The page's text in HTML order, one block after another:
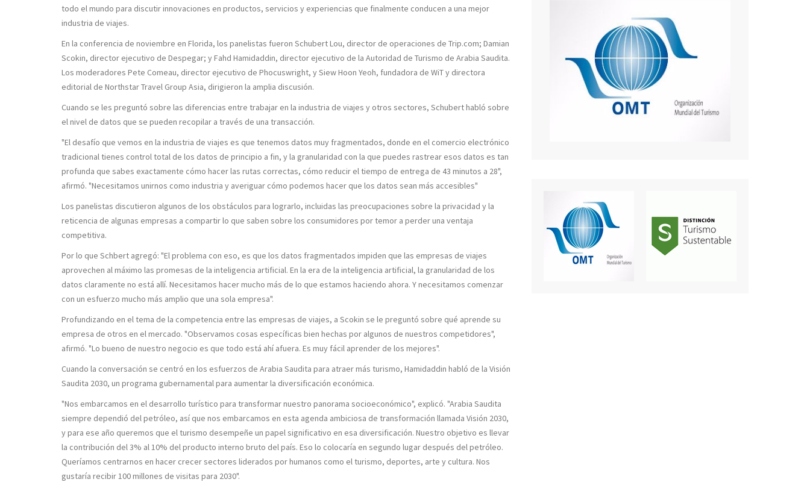
todo el mundo para discutir innovaciones en productos, servicios y experiencias que finalmente conducen a una mejor
industria de viajes.
En la conferencia de noviembre en Florida, los panelistas fueron Schubert Lou, director de operaciones de Trip.com; Damian
Scokin, director ejecutivo de Despegar; y Fahd Hamidaddin, director ejecutivo de la Autoridad de Turismo de Arabia Saudita.
Los moderadores Pete Comeau, director ejecutivo de Phocuswright, y Siew Hoon Yeoh, fundadora de WiT y directora
editorial de Northstar Travel Group Asia, dirigieron la amplia discusión.
Cuando se les preguntó sobre las diferencias entre trabajar en la industria de viajes y otros sectores, Schubert habló sobre
el nivel de datos que se pueden recopilar a través de una transacción.
"El desafío que vemos en la industria de viajes es que tenemos datos muy fragmentados, donde en el comercio electrónico
tradicional tienes control total de los datos de principio a fin, y la granularidad con la que puedes rastrear esos datos es tan
profunda que sabes exactamente cómo hacer las rutas correctas, cómo reducir el tiempo de entrega de 43 minutos a 28",
afirmó. "Necesitamos unirnos como industria y averiguar cómo podemos hacer que los datos sean más accesibles"
Los panelistas discutieron algunos de los obstáculos para lograrlo, incluidas las preocupaciones sobre la privacidad y la
reticencia de algunas empresas a compartir lo que saben sobre los consumidores por temor a perder una ventaja
competitiva.
Por lo que Schbert agregó: "El problema con eso, es que los datos fragmentados impiden que las empresas de viajes
aprovechen al máximo las promesas de la inteligencia artificial. En la era de la inteligencia artificial, la granularidad de los
datos claramente no está allí. Necesitamos hacer mucho más de lo que estamos haciendo ahora. Y necesitamos comenzar
con un esfuerzo mucho más amplio que una sola empresa".
Profundizando en el tema de la competencia entre las empresas de viajes, a Scokin se le preguntó sobre qué aprende su
empresa de otros en el mercado. "Observamos cosas específicas bien hechas por algunos de nuestros competidores",
afirmó. "Lo bueno de nuestro negocio es que todo está ahí afuera. Es muy fácil aprender de los mejores".
Cuando la conversación se centró en los esfuerzos de Arabia Saudita para atraer más turismo, Hamidaddin habló de la Visión
Saudita 2030, un programa gubernamental para aumentar la diversificación económica.
"Nos embarcamos en el desarrollo turístico para transformar nuestro panorama socioeconómico", explicó. "Arabia Saudita
siempre dependió del petróleo, así que nos embarcamos en esta agenda ambiciosa de transformación llamada Visión 2030,
y para ese año queremos que el turismo desempeñe un papel significativo en esa diversificación. Nuestro objetivo es llevar
la contribución del 3% al 10% del producto interno bruto del país. Eso lo colocaría en segundo lugar después del petróleo.
Queríamos centrarnos en hacer crecer sectores liderados por humanos como el turismo, deportes, arte y cultura. Nos
gustaría recibir 100 millones de visitas para 2030".